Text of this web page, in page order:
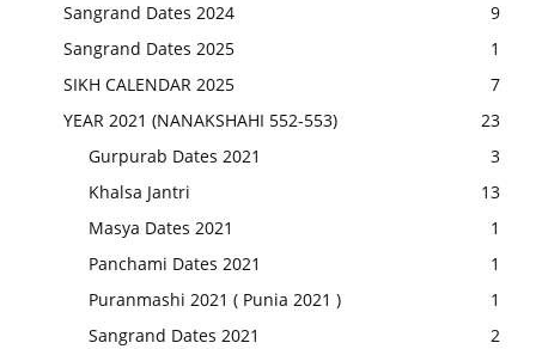
Sangrand Dates 2024
9
Sangrand Dates 2025
1
SIKH CALENDAR 2025
7
YEAR 2021 (NANAKSHAHI 552-553)
23
Gurpurab Dates 2021
3
Khalsa Jantri
13
Masya Dates 2021
1
Panchami Dates 2021
1
Puranmashi 2021 ( Punia 2021 )
1
Sangrand Dates 2021
2